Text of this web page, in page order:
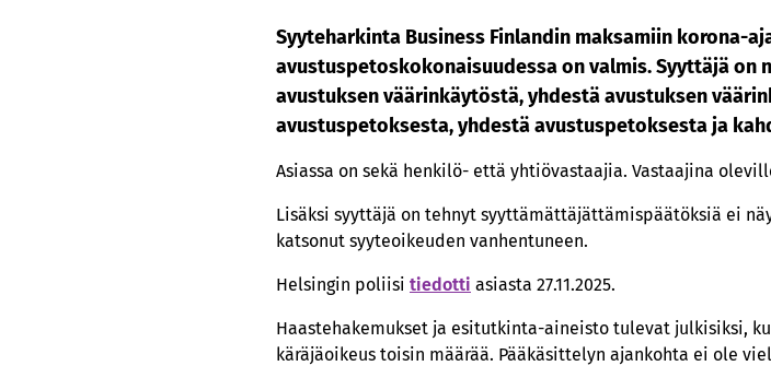
Syyteharkinta Business Finlandin maksamiin korona-
avustuspetoskokonaisuudessa on valmis. Syyttäjä
avustuksen väärinkäytöstä, yhdestä avustuksen
avustuspetoksesta, yhdestä avustuspetoksesta ja
Asiassa on sekä henkilö- että yhtiövastaajia. Vastaajina
Lisäksi syyttäjä on tehnyt syyttämättäjättämispäätöksiä ei
katsonut syyteoikeuden vanhentuneen.
Helsingin poliisi tiedotti asiasta 27.11.2025.
Haastehakemukset ja esitutkinta-aineisto tulevat julkisiksi,
käräjäoikeus toisin määrää. Pääkäsittelyn ajankohta ei ole